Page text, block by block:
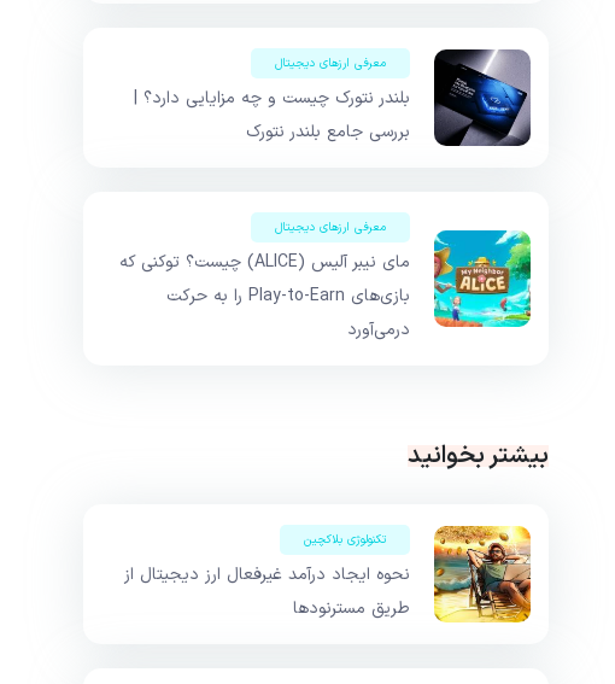
معرفی ارزهای دیجیتال
بلندر نتورک چیست و چه مزایایی دارد؟ |
بررسی جامع بلندر نتورک
معرفی ارزهای دیجیتال
مای نیبر آلیس (ALICE) چیست؟ توکنی که
بازی‌های Play-to-Earn را به حرکت
درمی‌آورد
بیشتر بخوانید
تکنولوژی بلاکچین
نحوه ایجاد درآمد غیرفعال ارز دیجیتال از
طریق مسترنودها